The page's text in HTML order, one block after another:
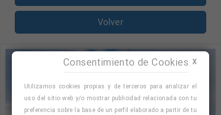
Volver
X
Consentimiento de Cookies
Utilizamos cookies propias y de terceros para analizar el
uso del sitio web y/o mostrar publicidad relacionada con tu
preferencia sobre la base de un perfil elaborado a partir de tu